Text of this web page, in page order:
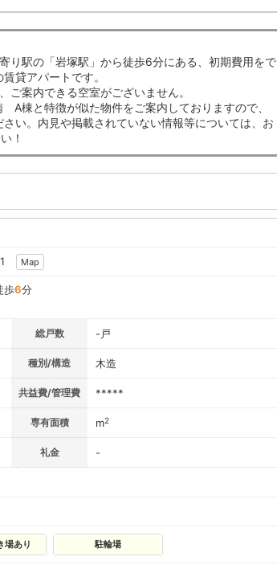
り駅の「岩塚駅」から徒歩6分にある、初期費用をで
貸アパートです。
案内できる空室がございません。
A棟と特徴が似た物件をご案内しておりますので、
い。内見や掲載されていない情報等については、お
！
Map
歩6分
総戸数 -戸
種別/構造 木造
共益費/管理費 *****
専有面積 m2
礼金 -
場あり 駐輪場